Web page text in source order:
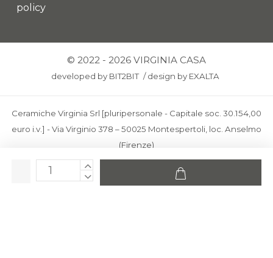
policy
© 2022 - 2026 VIRGINIA CASA
developed by BIT2BIT /design by EXALTA
Ceramiche Virginia Srl [pluripersonale - Capitale soc. 30.154,00
euro i.v.] - Via Virginio 378 – 50025 Montespertoli, loc. Anselmo
(Firenze)
C.F. e P.IVA: IT00436100481 - REA: FI-227733 - PEC:
ceramichevirginia@pec.it